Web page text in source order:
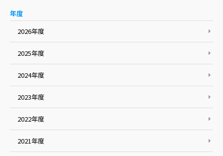
年度
2026年度
2025年度
2024年度
2023年度
2022年度
2021年度